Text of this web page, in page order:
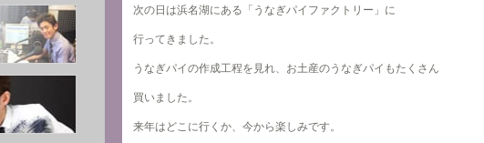
次の日は浜名湖にある「うなぎパイファクトリー」に
行ってきました。
うなぎパイの作成工程を見れ、お土産のうなぎパイもたくさん
買いました。
来年はどこに行くか、今から楽しみです。